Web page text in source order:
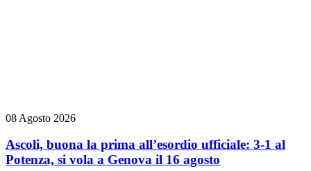
08 Agosto 2026
Ascoli, buona la prima all’esordio ufficiale: 3-1 al
Potenza, si vola a Genova il 16 agosto